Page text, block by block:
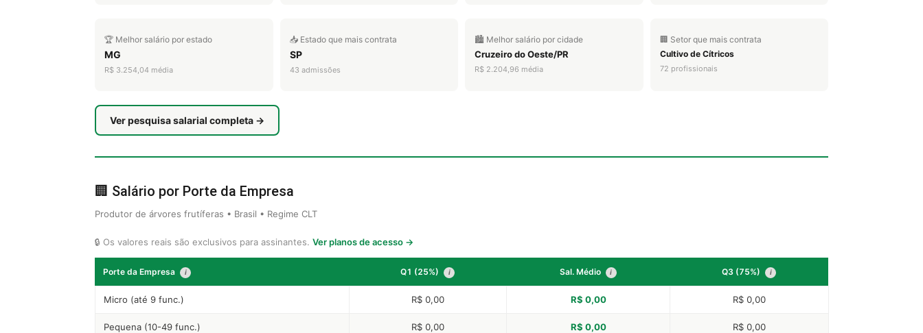
🏆 Melhor salário por estado
MG
R$ 3.254,04 média
📥 Estado que mais contrata
SP
43 admissões
🏙️ Melhor salário por cidade
Cruzeiro do Oeste/PR
R$ 2.204,96 média
🏢 Setor que mais contrata
Cultivo de Cítricos
72 profissionais
Ver pesquisa salarial completa →
🏢 Salário por Porte da Empresa
Produtor de árvores frutíferas • Brasil • Regime CLT
🔒 Os valores reais são exclusivos para assinantes. Ver planos de acesso →
Porte da Empresa i Q1 (25%) i Sal. Médio i Q3 (75%) i
Micro (até 9 func.) R$ 0,00 R$ 0,00 R$ 0,00
Pequena (10-49 func.) R$ 0,00 R$ 0,00 R$ 0,00